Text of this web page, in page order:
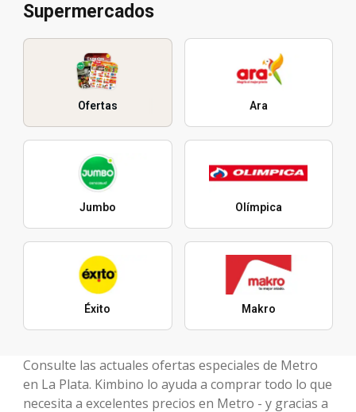
Supermercados
Ofertas Ara
Jumbo Olímpica
Éxito Makro
Consulte las actuales ofertas especiales de Metro
en La Plata. Kimbino lo ayuda a comprar todo lo que
necesita a excelentes precios en Metro - y gracias a